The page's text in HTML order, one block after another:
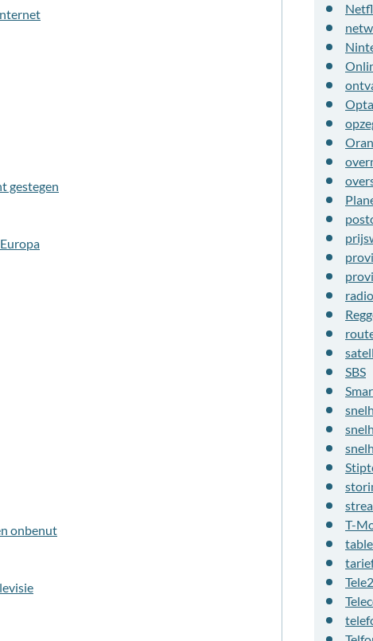
gestegen
onbenut
Opta
radio
SBS
T-
Tele2